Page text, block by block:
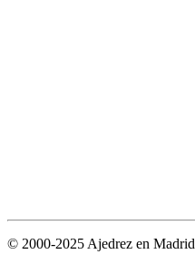
© 2000-2025 Ajedrez en Madrid